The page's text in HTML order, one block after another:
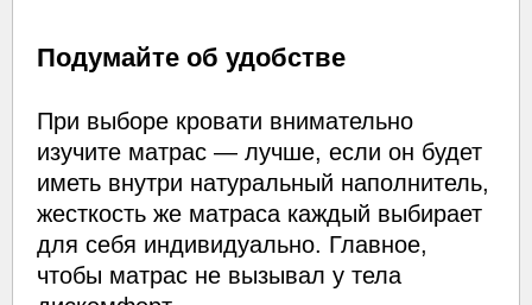
Подумайте об удобстве
При выборе кровати внимательно
изучите матрас — лучше, если он будет
иметь внутри натуральный наполнитель,
жесткость же матраса каждый выбирает
для себя индивидуально. Главное,
чтобы матрас не вызывал у тела